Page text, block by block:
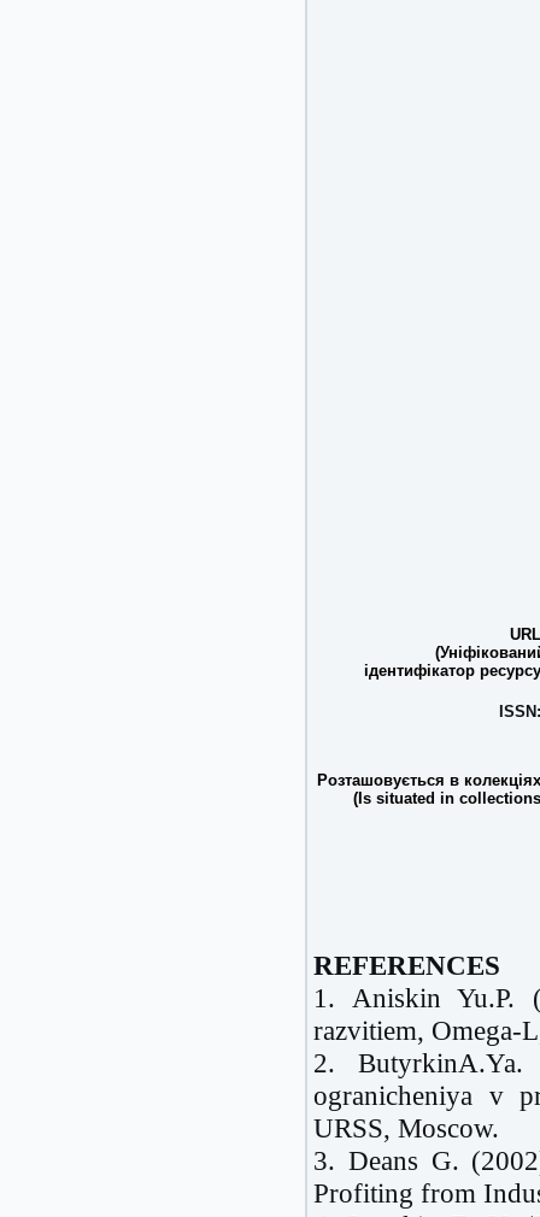
ідентифікатор
ISSN:
Розташовується в
(Is situated in
REFERENCES
1. Aniskin Yu.P.
razvitiem, Omega-
2. ButyrkinA.Ya.
ogranicheniya v
URSS, Moscow.
3. Deans G.
Profiting from